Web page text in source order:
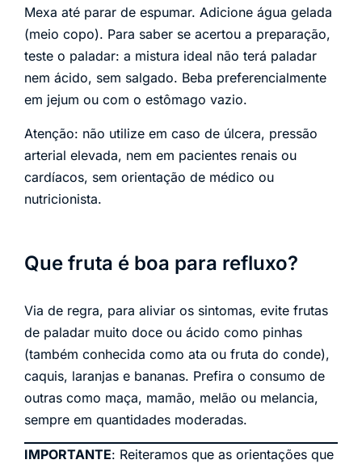
Mexa até parar de espumar. Adicione água gelada
(meio copo). Para saber se acertou a preparação,
teste o paladar: a mistura ideal não terá paladar
nem ácido, sem salgado. Beba preferencialmente
em jejum ou com o estômago vazio.
Atenção: não utilize em caso de úlcera, pressão
arterial elevada, nem em pacientes renais ou
cardíacos, sem orientação de médico ou
nutricionista.
Que fruta é boa para refluxo?
Via de regra, para aliviar os sintomas, evite frutas
de paladar muito doce ou ácido como pinhas
(também conhecida como ata ou fruta do conde),
caquis, laranjas e bananas. Prefira o consumo de
outras como maça, mamão, melão ou melancia,
sempre em quantidades moderadas.
IMPORTANTE: Reiteramos que as orientações que